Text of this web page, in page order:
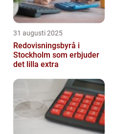
31 augusti 2025
Redovisningsbyrå i
Stockholm som erbjuder
det lilla extra